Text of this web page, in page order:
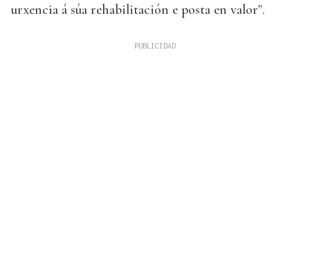
urxencia á súa rehabilitación e posta en valor".